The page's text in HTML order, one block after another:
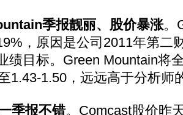
季报靓丽、股价暴涨。
，原因是公司2011年第二
绩目标。Green Mountain将
1.43-1.50，远远高于分析师
季报不错。Comcast股价昨